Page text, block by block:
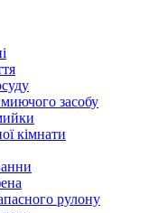
засобу
кімнати
рулону